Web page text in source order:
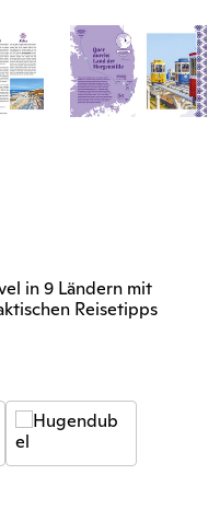
in 9 Ländern mit
Reisetipps